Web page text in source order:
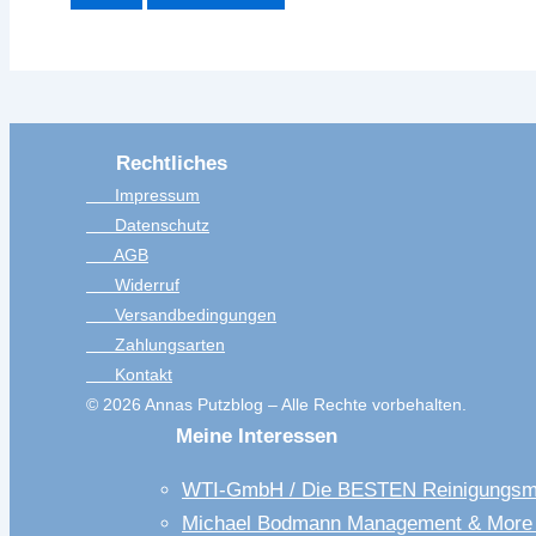
Rechtliches
Impressum
Datenschutz
AGB
Widerruf
Versandbedingungen
Zahlungsarten
Kontakt
© 2026 Annas Putzblog – Alle Rechte vorbehalten.
Meine Interessen
WTI-GmbH / Die BESTEN
Michael Bodmann Management &